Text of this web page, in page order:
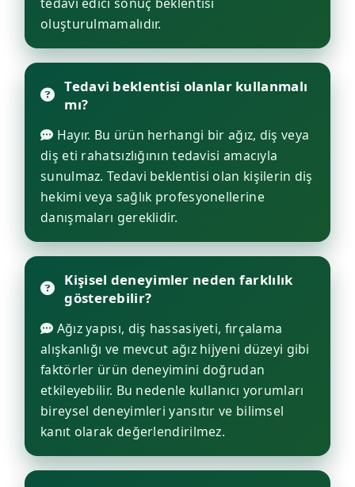
oluşturulmamalıdır.
Tedavi beklentisi olanlar kullanmalı
mı?
Hayır. Bu ürün herhangi bir ağız, diş veya
diş eti rahatsızlığının tedavisi amacıyla
sunulmaz. Tedavi beklentisi olan kişilerin diş
hekimi veya sağlık profesyonellerine
danışmaları gereklidir.
Kişisel deneyimler neden farklılık
gösterebilir?
Ağız yapısı, diş hassasiyeti, fırçalama
alışkanlığı ve mevcut ağız hijyeni düzeyi gibi
faktörler ürün deneyimini doğrudan
etkileyebilir. Bu nedenle kullanıcı yorumları
bireysel deneyimleri yansıtır ve bilimsel
kanıt olarak değerlendirilmez.